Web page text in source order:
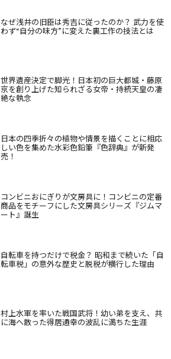
なぜ浅井の旧臣は秀吉に従ったのか？ 武力を使
わず“自分の味方”に変えた裏工作の技法とは
世界遺産決定で脚光！日本初の巨大都城・藤原
京を創り上げた知られざる女帝・持統天皇の凄
絶な執念
日本の四季折々の植物や情景を描くことに相応
しい色を集めた水彩色鉛筆『色辞典』が新発
売！
コンビニおにぎりが文房具に！コンビニの定番
商品をモチーフにした文房具シリーズ『ジムマ
ート』誕生
自転車を持つだけで税金？ 昭和まで続いた「自
転車税」の意外な歴史と脱税が横行した理由
村上水軍を率いた戦国武将！幼い弟を支え、共
に海へ散った得居通幸の波乱に満ちた生涯